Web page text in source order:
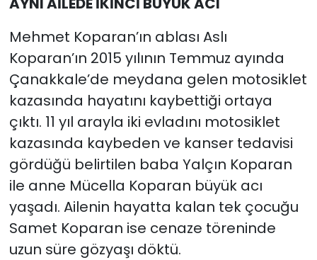
Mehmet Koparan’ın ablası Aslı
Koparan’ın 2015 yılının Temmuz ayında
Çanakkale’de meydana gelen motosiklet
kazasında hayatını kaybettiği ortaya
çıktı. 11 yıl arayla iki evladını motosiklet
kazasında kaybeden ve kanser tedavisi
gördüğü belirtilen baba Yalçın Koparan
ile anne Mücella Koparan büyük acı
yaşadı. Ailenin hayatta kalan tek çocuğu
Samet Koparan ise cenaze töreninde
uzun süre gözyaşı döktü.